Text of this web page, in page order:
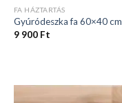
FA HÁZTARTÁS
Gyúródeszka fa 60×40 cm
9 900 Ft